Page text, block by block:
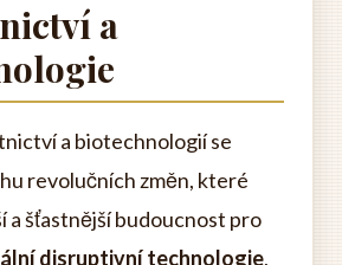
a
a biotechnologií se
revolučních změn, které
a šťastnější budoucnost pro
disruptivní technologie,